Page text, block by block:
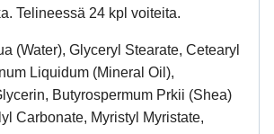
Telineessä 24 kpl voiteita.
(Water), Glyceryl Stearate, Cetearyl
Liquidum (Mineral Oil),
Butyrospermum Prkii (Shea)
Carbonate, Myristyl Myristate,